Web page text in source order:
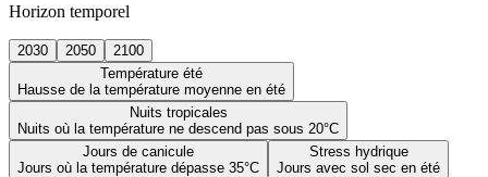
Horizon temporel
2030 2050
2100
Température été
Hausse de la température moyenne en été
Nuits tropicales
Nuits où la température ne descend pas sous 20°C
Jours de canicule
Jours où la température dépasse 35°C
Stress hydrique
Jours avec sol sec en été